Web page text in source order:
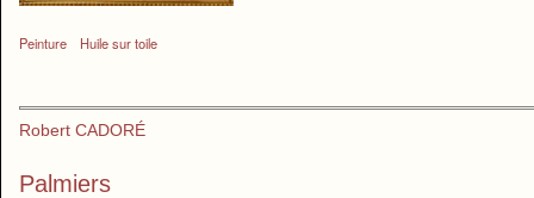
Peinture Huile sur toile
Robert CADORÉ
Palmiers